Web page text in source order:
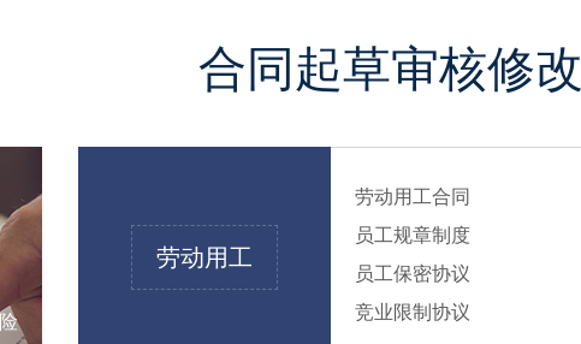
合同起草审核修改
劳动用工
劳动用工合同
员工规章制度
员工保密协议
竞业限制协议